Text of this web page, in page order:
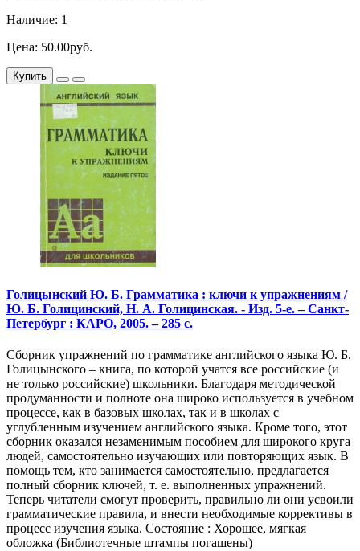
Наличие: 1
Цена: 50.00руб.
Купить
Голицынский Ю. Б. Грамматика : ключи к упражнениям /
Ю. Б. Голицинский, Н. А. Голицинская. - Изд. 5-е. – Санкт-
Петербург : КАРО, 2005. – 285 с.
Сборник упражнений по грамматике английского языка Ю. Б.
Голицынского – книга, по которой учатся все российские (и
не только российские) школьники. Благодаря методической
продуманности и полноте она широко используется в учебном
процессе, как в базовых школах, так и в школах с
углубленным изучением английского языка. Кроме того, этот
сборник оказался незаменимым пособием для широкого круга
людей, самостоятельно изучающих или повторяющих язык. В
помощь тем, кто занимается самостоятельно, предлагается
полный сборник ключей, т. е. выполненных упражнений.
Теперь читатели смогут проверить, правильно ли они усвоили
грамматические правила, и внести необходимые коррективы в
процесс изучения языка. Состояние : Хорошее, мягкая
обложка (Библиотечные штампы погашены)